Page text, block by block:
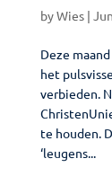
byWies|
Deze
het
verbieden.
te houden.
‘leugens...